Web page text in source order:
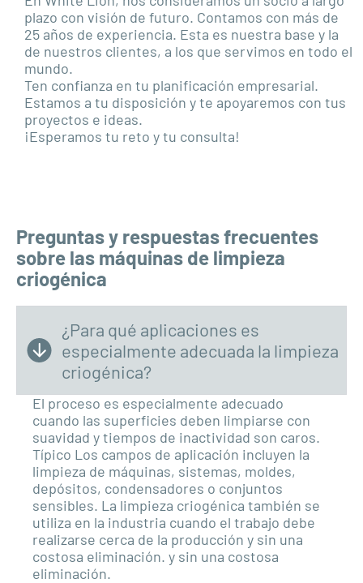
plazo con visión de futuro. Contamos con más de
25 años de experiencia. Esta es nuestra base y la
de nuestros clientes, a los que servimos en todo el
mundo.
Ten confianza en tu planificación empresarial.
Estamos a tu disposición y te apoyaremos con tus
proyectos e ideas.
¡Esperamos tu reto y tu consulta!
Preguntas y respuestas frecuentes
sobre las máquinas de limpieza
criogénica
¿Para qué aplicaciones es
especialmente adecuada la limpieza
criogénica?
El proceso es especialmente adecuado
cuando las superficies deben limpiarse con
suavidad ytiempos de inactividad son caros.
Típico Los campos de aplicación incluyen la
limpieza de máquinas, sistemas, moldes,
depósitos, condensadores o conjuntos
sensibles. La limpieza criogénica también se
utiliza en la industria cuando el trabajo debe
realizarse cerca de la producción y sin una
costosa eliminación. y sin una costosa
eliminación.